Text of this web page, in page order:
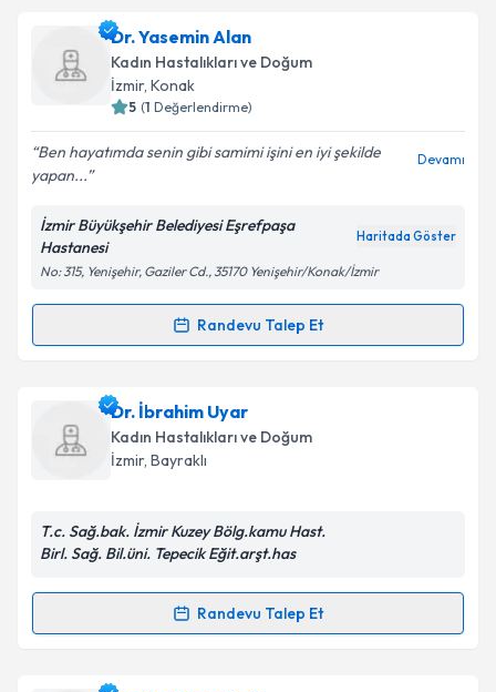
Takvim Talebini Gönder
Op. Dr. Emre Gültekiniçin randevu takvimi talebi
oluşturun. Size bu uzmandan randevu almanız için bir
takvim hazırlandığında e-posta ile bilgilendireceğiz.
Kişisel verilerimin işlenmesine ilişkin
Aydınlatma
Metni
kapsamda işlenmesini kabul ediyorum.
Takvim Talebini Gönder
Dr. Yasemin Alan
Kadın Hastalıkları ve Doğum
İzmir, Konak
5 (1 Değerlendirme)
Ben hayatımda senin gibi samimi işini en iyi şekilde
yapan...
Devamı
İzmir Büyükşehir Belediyesi Eşrefpaşa
Hastanesi
Haritada Göster
No: 315, Yenişehir, Gaziler Cd., 35170 Yenişehir/Konak/İzmir
Randevu Talep Et
Randevu Takvimi Talebi
Dr. Yasemin Alan için randevu takvimi talebi
oluşturun. Size bu uzmandan randevu almanız için bir
takvim hazırlandığında e-posta ile bilgilendireceğiz.
Kişisel verilerimin işlenmesine ilişkin
Metni'ni okudum ve kişisel verilerimin belirtilen
Dr. İbrahim Uyar
Kadın Hastalıkları ve Doğum
İzmir, Bayraklı
T.c. Sağ.bak. İzmir Kuzey Bölg.kamu Hast.
Birl. Sağ. Bil.üni. Tepecik Eğit.arşt.has
Randevu Talep Et
Randevu Takvimi Talebi